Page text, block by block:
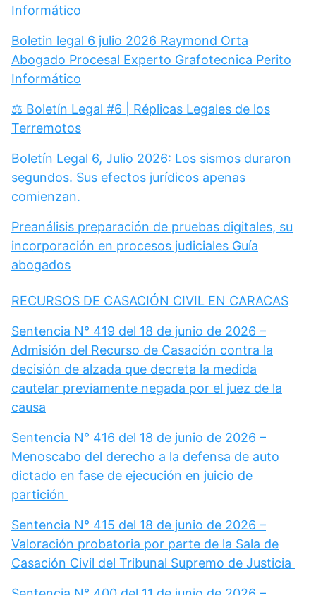
Informático
Boletin legal 6 julio 2026 Raymond Orta
Abogado Procesal Experto Grafotecnica Perito
Informático
⚖️ Boletín Legal #6 | Réplicas Legales de los
Terremotos
Boletín Legal 6, Julio 2026: Los sismos duraron
segundos. Sus efectos jurídicos apenas
comienzan.
Preanálisis preparación de pruebas digitales, su
incorporación en procesos judiciales Guía
abogados
RECURSOS DE CASACIÓN CIVIL EN CARACAS
Sentencia N° 419 del 18 de junio de 2026 –
Admisión del Recurso de Casación contra la
decisión de alzada que decreta la medida
cautelar previamente negada por el juez de la
causa
Sentencia N° 416 del 18 de junio de 2026 –
Menoscabo del derecho a la defensa de auto
dictado en fase de ejecución en juicio de
partición
Sentencia N° 415 del 18 de junio de 2026 –
Valoración probatoria por parte de la Sala de
Casación Civil del Tribunal Supremo de Justicia